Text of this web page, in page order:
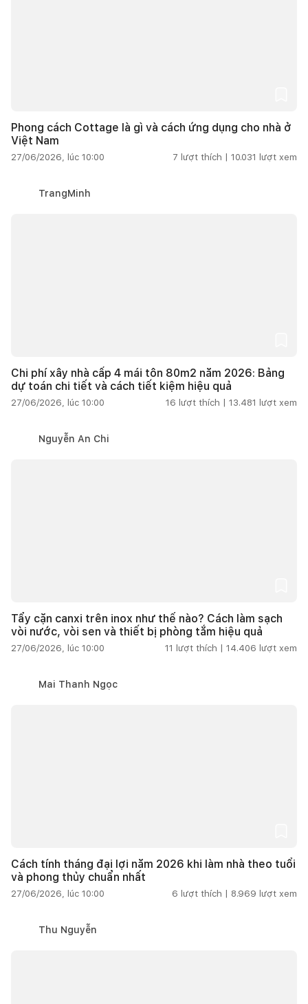
Phong cách Cottage là gì và cách ứng dụng cho nhà ở
Việt Nam
27/06/2026, lúc 10:00 7 lượt thích | 10.031 lượt xem
TrangMinh
Chi phí xây nhà cấp 4 mái tôn 80m2 năm 2026: Bảng
dự toán chi tiết và cách tiết kiệm hiệu quả
27/06/2026, lúc 10:00 16 lượt thích | 13.481 lượt xem
Nguyễn An Chi
Tẩy cặn canxi trên inox như thế nào? Cách làm sạch
vòi nước, vòi sen và thiết bị phòng tắm hiệu quả
27/06/2026, lúc 10:00 11 lượt thích | 14.406 lượt xem
Mai Thanh Ngọc
Cách tính tháng đại lợi năm 2026 khi làm nhà theo tuổi
và phong thủy chuẩn nhất
27/06/2026, lúc 10:00 6 lượt thích | 8.969 lượt xem
Thu Nguyễn